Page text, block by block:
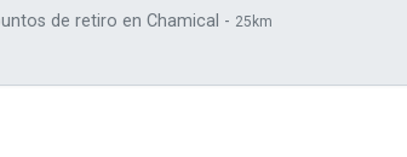
de retiro en Chamical - 25km